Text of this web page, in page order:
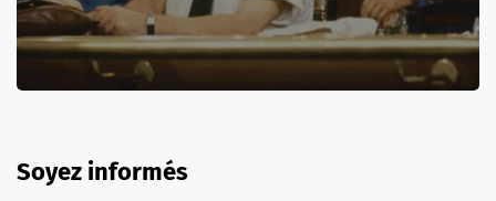
Soyez informés